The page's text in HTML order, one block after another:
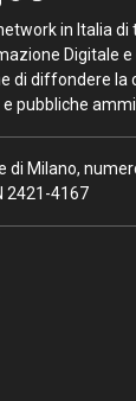
in Italia
Digitale e
di diffondere la
pubbliche
di Milano,
2421-4167